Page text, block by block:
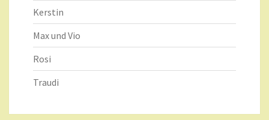
Kerstin
Max und Vio
Rosi
Traudi